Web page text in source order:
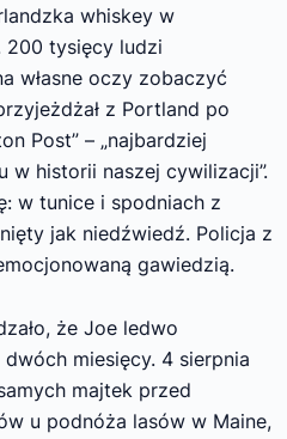
whiskey w
200 tysięcy ludzi
własne oczy zobaczyć
z Portland po
Post” – „naj­bardziej
w historii naszej cywilizacji”.
w tunice i spodniach z
jak niedźwiedź. Policja z
gawiedzią.
że Joe led­wo
miesięcy. 4 sierpnia
majtek przed
u podnóża lasów w Maine,